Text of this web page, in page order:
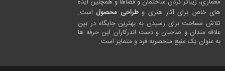
های خاص برای آثار هنری وطراحی محصول است.
تلاش مساحت برای رسیدن به بهترین جایگاه در بین
علاقه مندان و صاحبان و دست اندرکاران این حرفه ها
به عنوان یک منبع منحصربه فرد و متمایز است.